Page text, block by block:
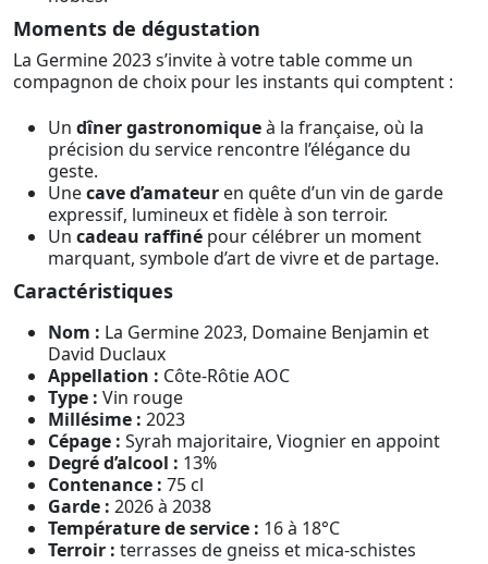
Moments de dégustation
La Germine 2023 s’invite à votre table comme un
compagnon de choix pour les instants qui comptent :
Un dîner gastronomiqueà la française, où la
précision du service rencontre l’élégance du
geste.
Unecave d’amateur en quête d’un vin de garde
expressif, lumineux et fidèle à son terroir.
Un cadeau raffiné pour célébrer un moment
marquant, symbole d’art de vivre et de partage.
Caractéristiques
Nom : La Germine 2023, Domaine Benjamin et
David Duclaux
Appellation : Côte-Rôtie AOC
Type : Vin rouge
Millésime : 2023
Cépage : Syrah majoritaire, Viognier en appoint
Degré d’alcool : 13%
Contenance : 75 cl
Garde : 2026 à 2038
Température de service : 16 à 18°C
Terroir : terrasses de gneiss et mica-schistes